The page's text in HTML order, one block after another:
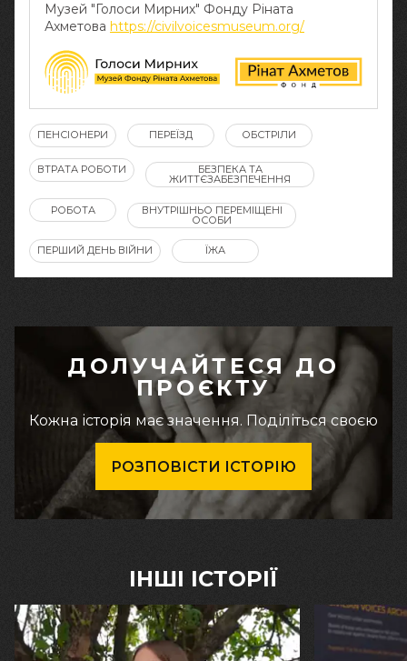
Музей "Голоси Мирних" Фонду Ріната
Ахметова https://civilvoicesmuseum.org/
ПЕНСІОНЕРИ ПЕРЕЇЗД ОБСТРІЛИ
ВТРАТА РОБОТИ БЕЗПЕКА ТА
ЖИТТЄЗАБЕЗПЕЧЕННЯ
РОБОТА ВНУТРІШНЬО ПЕРЕМІЩЕНІ
ОСОБИ
ПЕРШИЙ ДЕНЬ ВІЙНИ ЇЖА
ДОЛУЧАЙТЕСЯ ДО
ПРОЄКТУ
Кожна історія має значення. Поділіться своєю
РОЗПОВІСТИ ІСТОРІЮ
ІНШІ ІСТОРІЇ